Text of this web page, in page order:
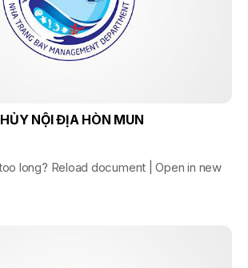
NỘI ĐỊA HÒN MUN
long? Reload document | Open in new